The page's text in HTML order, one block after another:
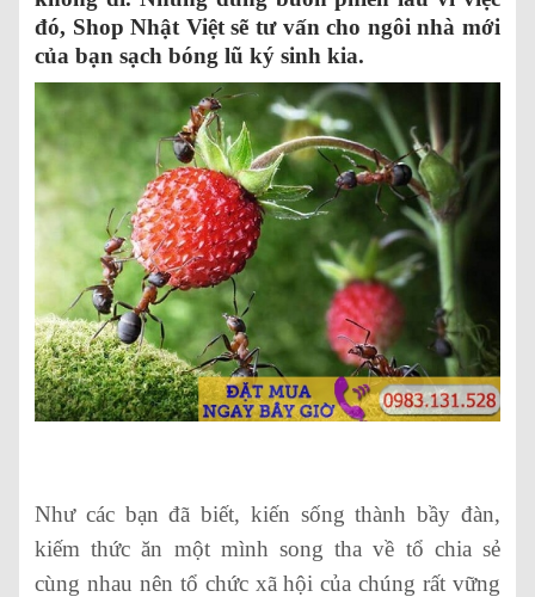
đó, Shop Nhật Việt sẽ tư vấn cho ngôi nhà mới
của bạn sạch bóng lũ ký sinh kia.
Như các bạn đã biết, kiến sống thành bầy đàn,
kiếm thức ăn một mình song tha về tổ chia sẻ
cùng nhau nên tổ chức xã hội của chúng rất vững